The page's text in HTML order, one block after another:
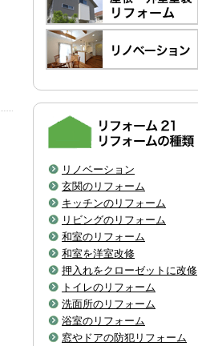
リノベーション
玄関のリフォーム
キッチンのリフォーム
リビングのリフォーム
和室のリフォーム
和室を洋室改修
押入れをクローゼットに改修
トイレのリフォーム
洗面所のリフォーム
浴室のリフォーム
窓やドアの防犯リフォーム